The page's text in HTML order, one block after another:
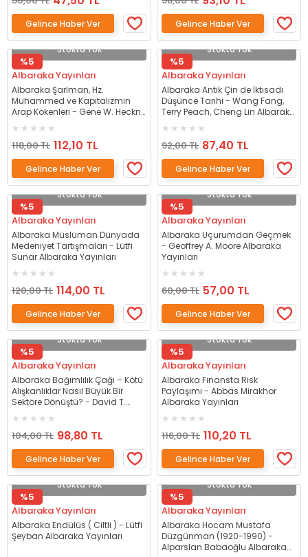
Gelince Haber Ver Gelince Haber Ver
Stokta Yok
%5
Albaraka Yayınları
Albaraka Şarlman, Hz.
Muhammed ve Kapitalizmin
Arap Kökenleri - Gene W. Heckn
118,00 TL 112,10 TL
Gelince Haber Ver
Stokta Yok
%5
Albaraka Yayınları
Albaraka Antik Çin de İktisadi
Düşünce Tarihi - Wang Fang,
Terry Peach, Cheng Lin Albaraka
92,00 TL 87,40 TL
Gelince Haber Ver
Stokta Yok
%5
Albaraka Yayınları
Albaraka Müslüman Dünyada
Medeniyet Tartışmaları - Lütfi
Sunar Albaraka Yayınları
120,00 TL 114,00 TL
Gelince Haber Ver
Stokta Yok
%5
Albaraka Yayınları
Albaraka Uçurumdan Geçmek
- Geoffrey A. Moore Albaraka
Yayınları
60,00 TL 57,00 TL
Gelince Haber Ver
Stokta Yok
%5
Albaraka Yayınları
Albaraka Bağımlılık Çağı – Kötü
Alışkanlıklar Nasıl Büyük Bir
Sektöre Dönüştü? - David T.
104,00 TL 98,80 TL
Gelince Haber Ver
Stokta Yok
%5
Albaraka Yayınları
Albaraka Finansta Risk
Paylaşımı - Abbas Mirakhor
Albaraka Yayınları
116,00 TL 110,20 TL
Gelince Haber Ver
Stokta Yok
%5
Albaraka Yayınları
Albaraka Endülüs ( Ciltli ) - Lütfi
Şeyban Albaraka Yayınları
Stokta Yok
%5
Albaraka Yayınları
Albaraka Hocam Mustafa
Düzgünman (1920-1990) -
Alparslan Babaoğlu Albaraka